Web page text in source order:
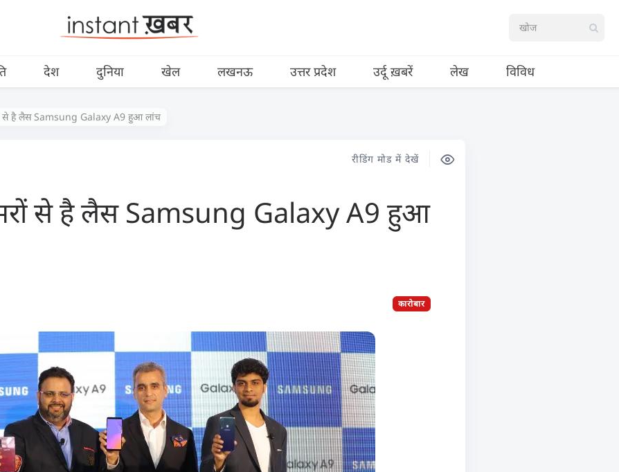
देश दुनिया खेल लखनऊ उत्तर प्रदेश उर्दू ख़बरें लेख विविध
से है लैस Samsung Galaxy A9 हुआ लांच
रीडिंग मोड में देखें
से है लैस Samsung Galaxy A9 हुआ
कारोबार